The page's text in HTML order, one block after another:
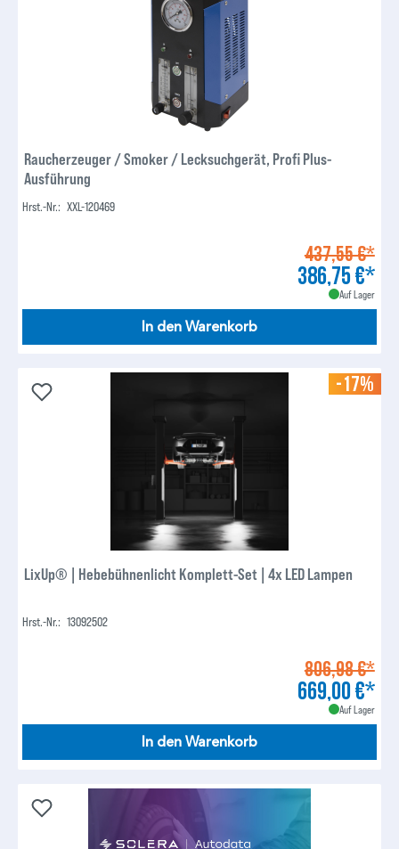
Raucherzeuger / Smoker / Lecksuchgerät, Profi Plus-
Ausführung
Hrst.-Nr.: XXL-120469
437,55 €*
386,75 €*
Auf Lager
In den Warenkorb
-17%
LixUp® | Hebebühnenlicht Komplett-Set | 4x LED Lampen
Hrst.-Nr.: 13092502
806,98 €*
669,00 €*
Auf Lager
In den Warenkorb